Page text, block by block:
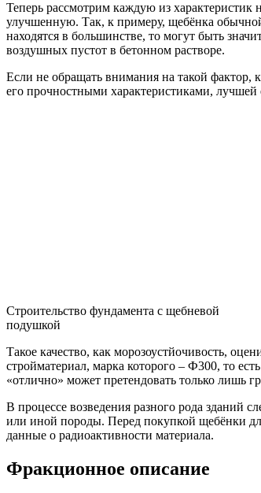
Теперь рассмотрим каждую из
улучшенную. Так, к примеру, щебёнка
находятся в большинстве, то могут быть
воздушных пустот в бетонном растворе.
Если не обращать внимания на такой
его прочностными характеристиками,
Строительство фундамента с щебневой
подушкой
Такое качество, как морозоустйочивость,
стройматериал, марка которого – Ф300, то
«отлично» может претендовать только лишь
В процессе возведения разного рода зданий
или иной породы. Перед покупкой щебёнки
данные о радиоактивности материала.
Фракционное описание